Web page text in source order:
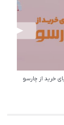
خرید از چارسو